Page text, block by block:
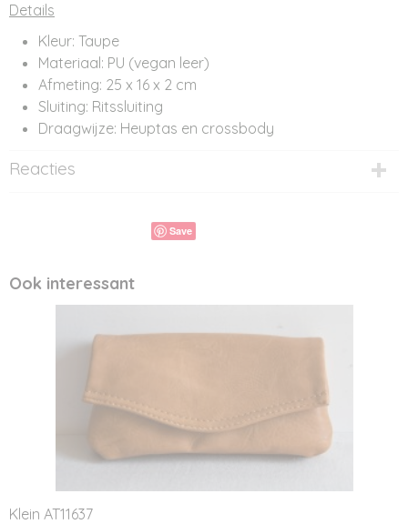
Details
Kleur: Taupe
Materiaal: PU (vegan leer)
Afmeting: 25 x 16 x 2 cm
Sluiting: Ritssluiting
Draagwijze: Heuptas en crossbody
Reacties
Save
Ook interessant
Klein AT11637